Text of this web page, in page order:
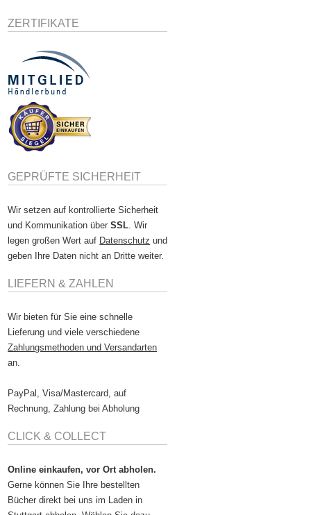
ZERTIFIKATE
GEPRÜFTE SICHERHEIT
Wir setzen auf kontrollierte Sicherheit
und Kommunikation überSSL . Wir
legen großen Wert auf Datenschutz und
geben Ihre Daten nicht an Dritte weiter.
LIEFERN & ZAHLEN
Wir bieten für Sie eine schnelle
Lieferung und viele verschiedene
Zahlungsmethoden und Versandarten
an.
PayPal, Visa/Mastercard, auf
Rechnung, Zahlung bei Abholung
CLICK & COLLECT
Online einkaufen, vor Ort abholen.
Gerne können Sie Ihre bestellten
Bücher direkt bei uns im Laden in